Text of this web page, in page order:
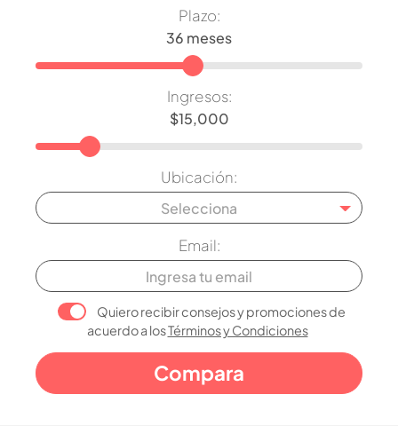
Plazo:
Ingresos:
Ubicación:
Selecciona
Email:
Quiero recibir consejos y promociones de
acuerdo a losTérminos y Condiciones